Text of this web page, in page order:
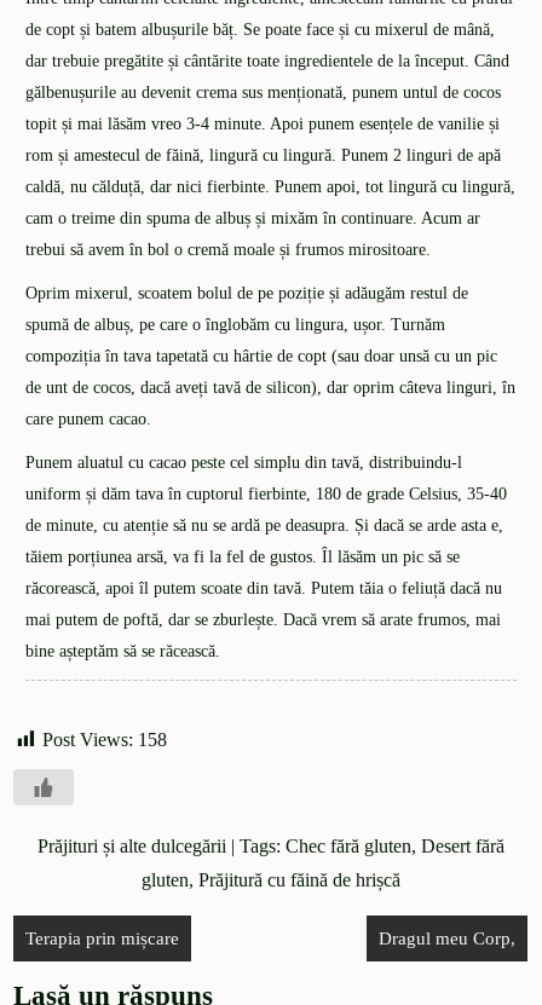
de copt și batem albușurile băț. Se poate face și cu mixerul de mână,
dar trebuie pregătite și cântărite toate ingredientele de la început. Când
gălbenușurile au devenit crema sus menționată, punem untul de cocos
topit și mai lăsăm vreo 3-4 minute. Apoi punem esențele de vanilie și
rom și amestecul de făină, lingură cu lingură. Punem 2 linguri de apă
caldă, nu călduță, dar nici fierbinte. Punem apoi, tot lingură cu lingură,
cam o treime din spuma de albuș și mixăm în continuare. Acum ar
trebui să avem în bol o cremă moale și frumos mirositoare.
Oprim mixerul, scoatem bolul de pe poziție și adăugăm restul de
spumă de albuș, pe care o înglobăm cu lingura, ușor. Turnăm
compoziția în tava tapetată cu hârtie de copt (sau doar unsă cu un pic
de unt de cocos, dacă aveți tavă de silicon), dar oprim câteva linguri, în
care punem cacao.
Punem aluatul cu cacao peste cel simplu din tavă, distribuindu-l
uniform și dăm tava în cuptorul fierbinte, 180 de grade Celsius, 35-40
de minute, cu atenție să nu se ardă pe deasupra. Și dacă se arde asta e,
tăiem porțiunea arsă, va fi la fel de gustos. Îl lăsăm un pic să se
răcorească, apoi îl putem scoate din tavă. Putem tăia o feliuță dacă nu
mai putem de poftă, dar se zburlește. Dacă vrem să arate frumos, mai
bine așteptăm să se răcească.
Post Views: 158
Prăjituri și alte dulcegării | Tags: Chec fără gluten, Desert fără
gluten, Prăjitură cu făină de hrișcă
Terapia prin mișcare Dragul meu Corp,
Lasă un răspuns